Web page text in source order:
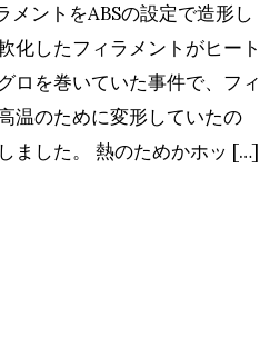
メントをABSの設定で造形し
化したフィラメントがヒート
ロを巻いていた事件で、フィ
温のために変形していたの
ました。 熱のためかホッ […]